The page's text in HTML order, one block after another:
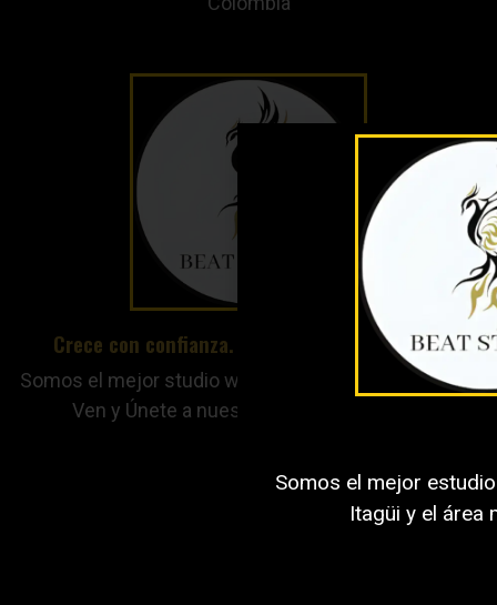
Crece con confianza. Crece con beatstudios.
Somos el mejor studio webcam en Itagui y Medellín.
Ven y Únete a nuestro equipo de trabajo.
Somos el mejor
Itagüi y el área